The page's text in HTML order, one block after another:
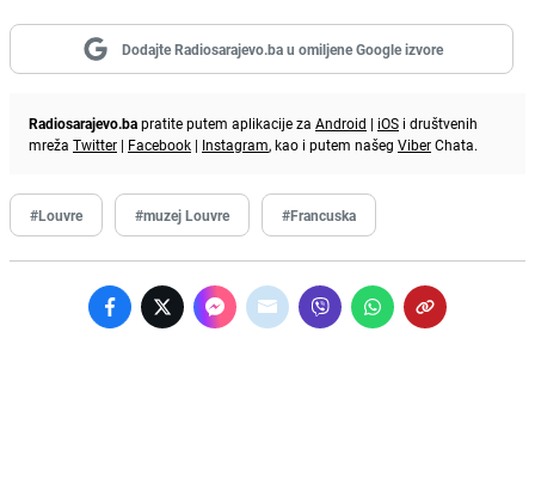
Dodajte Radiosarajevo.ba u omiljene Google izvore
Radiosarajevo.bapratite putem aplikacije za Android | iOS i društvenih
mreža Twitter | Facebook | Instagram, kao i putem našeg ViberChata.
#Louvre #muzej Louvre #Francuska